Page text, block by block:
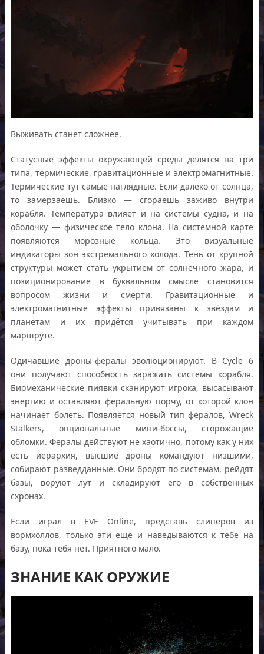
Выживать станет сложнее.
Статусные эффекты окружающей среды делятся на три
типа, термические, гравитационные и электромагнитные.
Термические тут самые наглядные. Если далеко от солнца,
то замерзаешь. Близко — сгораешь заживо внутри
корабля. Температура влияет и на системы судна, и на
оболочку — физическое тело клона. На системной карте
появляются морозные кольца. Это визуальные
индикаторы зон экстремального холода. Тень от крупной
структуры может стать укрытием от солнечного жара, и
позиционирование в буквальном смысле становится
вопросом жизни и смерти. Гравитационные и
электромагнитные эффекты привязаны к звёздам и
планетам и их придётся учитывать при каждом
маршруте.
Одичавшие дроны-фералы эволюционируют. В Cycle 6
они получают способность заражать системы корабля.
Биомеханические пиявки сканируют игрока, высасывают
энергию и оставляют феральную порчу, от которой клон
начинает болеть. Появляется новый тип фералов, Wreck
Stalkers, опциональные мини-боссы, сторожащие
обломки. Фералы действуют не хаотично, потому как у них
есть иерархия, высшие дроны командуют низшими,
собирают разведданные. Они бродят по системам, рейдят
базы, воруют лут и складируют его в собственных
схронах.
Если играл в EVE Online, представь слиперов из
вормхоллов, только эти ещё и наведываются к тебе на
базу, пока тебя нет. Приятного мало.
ЗНАНИЕ КАК ОРУЖИЕ